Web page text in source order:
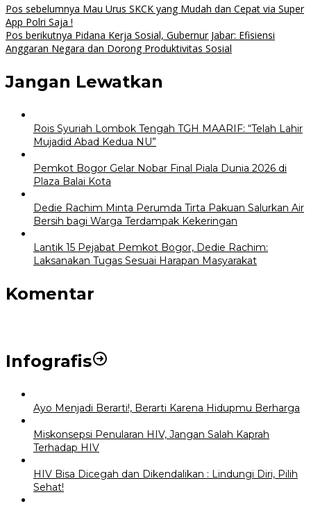
Navigasi
pos
Pos sebelumnya Mau Urus SKCK yang Mudah dan Cepat via Super
App Polri Saja !
Pos berikutnya Pidana Kerja Sosial, Gubernur Jabar: Efisiensi
Anggaran Negara dan Dorong Produktivitas Sosial
Jangan Lewatkan
Rois Syuriah Lombok Tengah TGH MAARIF: “Telah Lahir
Mujadid Abad Kedua NU”
Pemkot Bogor Gelar Nobar Final Piala Dunia 2026 di
Plaza Balai Kota
Dedie Rachim Minta Perumda Tirta Pakuan Salurkan Air
Bersih bagi Warga Terdampak Kekeringan
Lantik 15 Pejabat Pemkot Bogor, Dedie Rachim:
Laksanakan Tugas Sesuai Harapan Masyarakat
Komentar
Infografis
Ayo Menjadi Berarti!, Berarti Karena Hidupmu Berharga
Miskonsepsi Penularan HIV, Jangan Salah Kaprah
Terhadap HIV
HIV Bisa Dicegah dan Dikendalikan : Lindungi Diri, Pilih
Sehat!